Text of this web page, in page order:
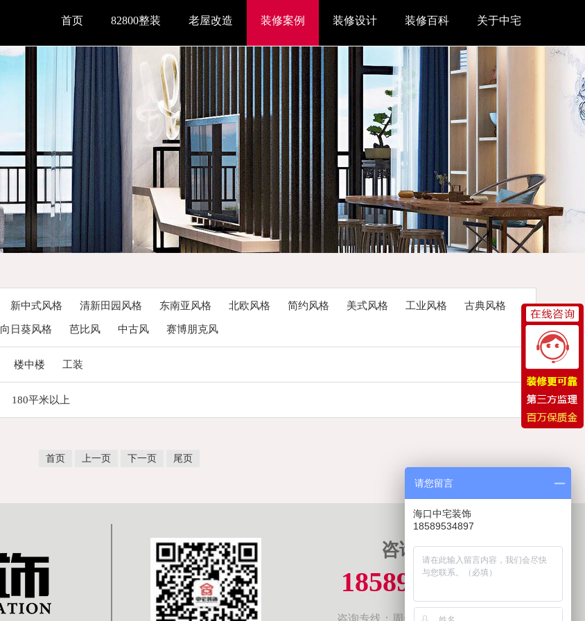
首页 82800整装 老屋改造 装修案例 装修设计 装修百科 关于中宅
新中式风格 清新田园风格 东南亚风格 北欧风格 简约风格 美式风格 工业风格 古典风格
向日葵风格 芭比风 中古风 赛博朋克风
楼中楼 工装
180平米以上
首页 上一页 下一页 尾页
咨询热线
18589534897
咨询专线：周一至周日 8:30-23:00
请您留言
海口中宅装饰
18589534897